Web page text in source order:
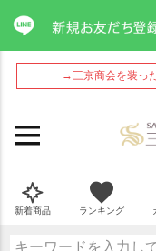
→三京商会を装っ
新着商品 ランキング